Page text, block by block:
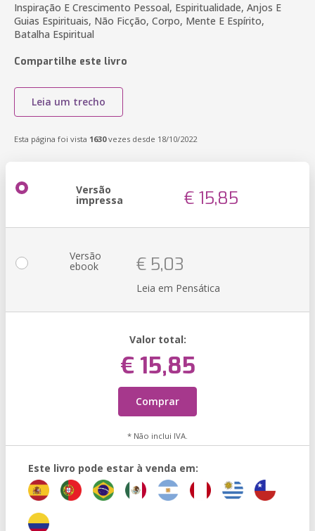
Inspiração E Crescimento Pessoal, Espiritualidade, Anjos E
Guias Espirituais, Não Ficção, Corpo, Mente E Espírito,
Batalha Espiritual
Compartilhe este livro
Leia um trecho
Esta página foi vista 1630vezes desde 18/10/2022
Versão
impressa € 15,85
Versão
ebook € 5,03
Leia em Pensática
Valor total:
€ 15,85
Comprar
* Não inclui IVA.
Este livro pode estar à venda em: